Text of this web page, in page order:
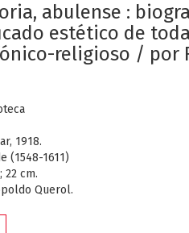
abulense :
estético de
religioso / por
1918.
(1548-1611)
22 cm.
Querol.